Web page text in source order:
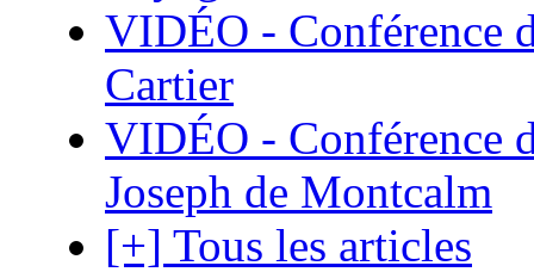
VIDÉO - Conférence
Cartier
VIDÉO - Conférence
Joseph de Montcalm
[+] Tous les articles